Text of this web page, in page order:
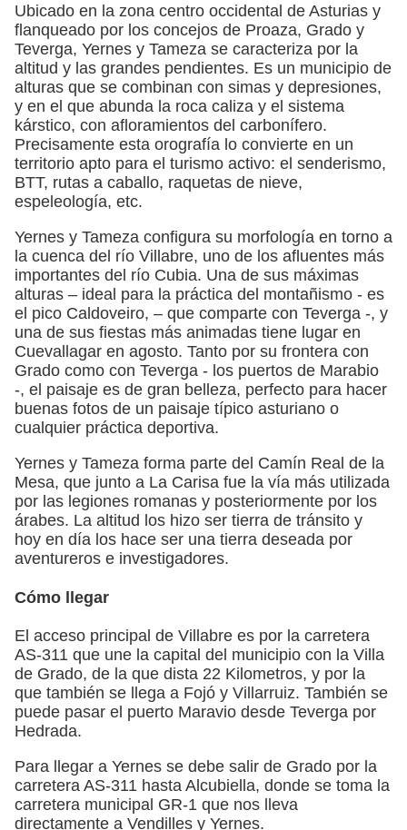
Ubicado en la zona centro occidental de Asturias y
flanqueado por los concejos de Proaza, Grado y
Teverga, Yernes y Tameza se caracteriza por la
altitud y las grandes pendientes. Es un municipio de
alturas que se combinan con simas y depresiones,
y en el que abunda la roca caliza y el sistema
kárstico, con afloramientos del carbonífero.
Precisamente esta orografía lo convierte en un
territorio apto para el turismo activo: el senderismo,
BTT, rutas a caballo, raquetas de nieve,
espeleología, etc.
Yernes y Tameza configura su morfología en torno a
la cuenca del río Villabre, uno de los afluentes más
importantes del río Cubia. Una de sus máximas
alturas – ideal para la práctica del montañismo - es
el pico Caldoveiro, – que comparte con Teverga -, y
una de sus fiestas más animadas tiene lugar en
Cuevallagar en agosto. Tanto por su frontera con
Grado como con Teverga - los puertos de Marabio
-, el paisaje es de gran belleza, perfecto para hacer
buenas fotos de un paisaje típico asturiano o
cualquier práctica deportiva.
Yernes y Tameza forma parte del Camín Real de la
Mesa, que junto a La Carisa fue la vía más utilizada
por las legiones romanas y posteriormente por los
árabes. La altitud los hizo ser tierra de tránsito y
hoy en día los hace ser una tierra deseada por
aventureros e investigadores.
Cómo llegar
El acceso principal de Villabre es por la carretera
AS-311 que une la capital del municipio con la Villa
de Grado, de la que dista 22 Kilometros, y por la
que también se llega a Fojó y Villarruiz. También se
puede pasar el puerto Maravio desde Teverga por
Hedrada.
Para llegar a Yernes se debe salir de Grado por la
carretera AS-311 hasta Alcubiella, donde se toma la
carretera municipal GR-1 que nos lleva
directamente a Vendilles y Yernes.